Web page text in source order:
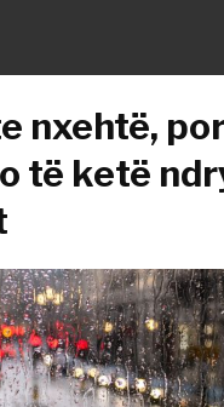
nxehtë,
të ketë